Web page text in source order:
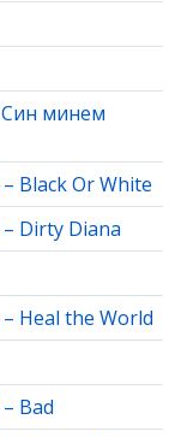
Син минем
– Black Or White
– Dirty Diana
– Heal the World
– Bad